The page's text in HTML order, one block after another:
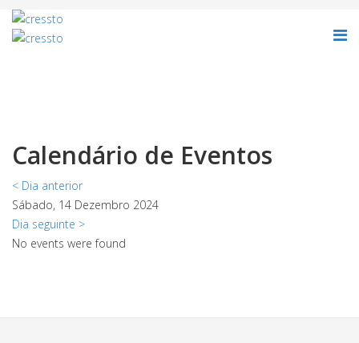
Calendário de Eventos
< Dia anterior
Sábado, 14 Dezembro 2024
Dia seguinte >
No events were found